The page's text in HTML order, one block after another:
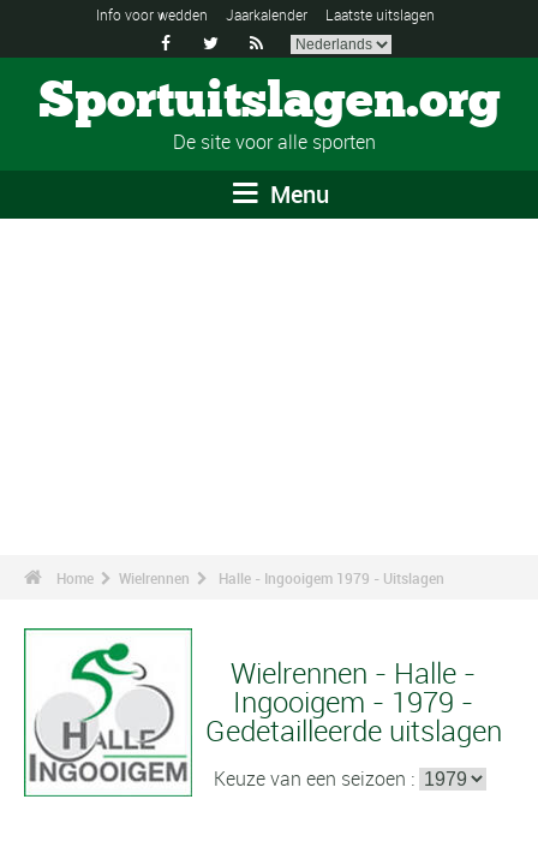
Info voor wedden Jaarkalender Laatste uitslagen
  
Sportuitslagen.org
De site voor alle sporten
Menu
Home Wielrennen Halle - Ingooigem 1979 - Uitslagen
Wielrennen - Halle -
Ingooigem - 1979 -
Gedetailleerde uitslagen
Keuze van een seizoen :